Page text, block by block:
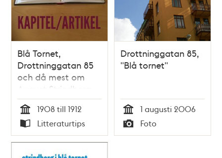
Blå Tornet,
Drottninggatan 85
och då mest om
August Strindberg
och hans tid i huset
/ Meg Egeland
Tid
1908 till 1912
Typ
Litteraturtips
Drottninggatan 85,
"Blå tornet"
Tid
1 augusti 2006
Typ
Foto